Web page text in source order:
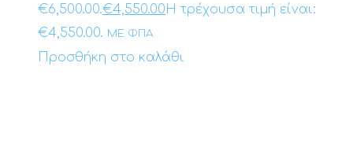
€6,500.00.€4,550.00Η τρέχουσα τιμή είναι:
€4,550.00. ΜΕ ΦΠΑ
Προσθήκη στο καλάθι